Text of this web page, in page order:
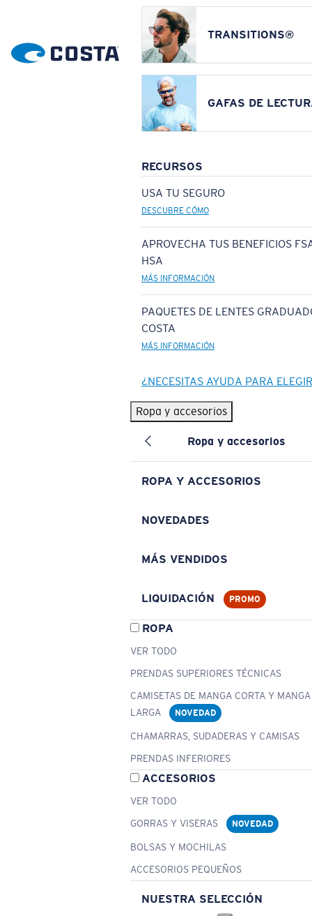
TRANSITIONS®
GAFAS DE
RECURSOS
USA TU SEGURO
DESCUBRE CÓMO
APROVECHA TUS BENEFICIOS
HSA
MÁS INFORMACIÓN
PAQUETES DE LENTES
COSTA
MÁS INFORMACIÓN
¿NECESITAS AYUDA PARA
Ropa y accesorios
Ropa y accesorios
ROPA Y ACCESORIOS
NOVEDADES
MÁS VENDIDOS
LIQUIDACIÓN PROMO
ROPA
VER TODO
PRENDAS SUPERIORES TÉCNICAS
CAMISETAS DE MANGA CORTA Y MANGA
LARGA
NOVEDAD
CHAMARRAS, SUDADERAS Y CAMISAS
PRENDAS INFERIORES
ACCESORIOS
VER TODO
GORRAS Y VISERAS
NOVEDAD
BOLSAS Y MOCHILAS
ACCESORIOS PEQUEÑOS
NUESTRA SELECCIÓN